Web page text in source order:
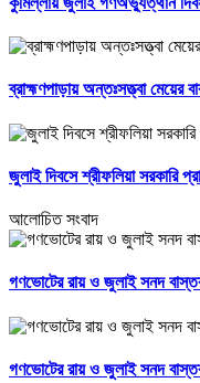
ব্রাহ্মণপাড়ায় অন্তঃসত্ত্বা মেয়ের
জুলাই দিবসে শ্রীফলিয়া সরকারি
আলোচিত সংবাদ
গণভোটের রায় ও জুলাই সনদ
গণভোটের রায় ও জুলাই সনদ